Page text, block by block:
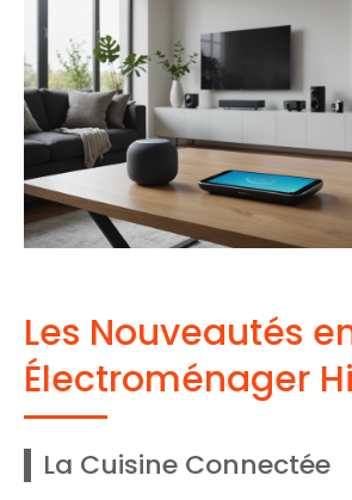
Les Nouveautés
Électroménager
La Cuisine Connectée